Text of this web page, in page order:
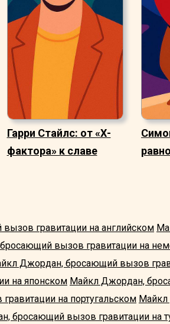
Гарри Стайлс: от «Х-
фактора» к славе
гравитации на английском
вызов гравитации на
Джордан, бросающий вызов
на японском Майкл Джордан,
на португальском
бросающий вызов гравитации на